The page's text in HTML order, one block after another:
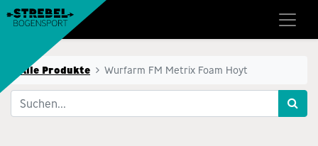
Alle Produkte Wurfarm FM Metrix Foam Hoyt